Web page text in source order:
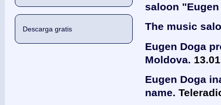
Descarga gratis
saloon
The music
Eugen Doga
Moldova.
Eugen Doga
name.